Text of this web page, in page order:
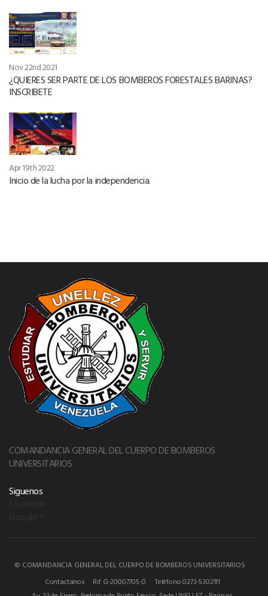
Nov 22nd 2021
¿QUIERES SER PARTE DE LOS BOMBEROS FORESTALES BARINAS?
INSCRIBETE
Apr 19th 2022
Inicio de la lucha por la independencia.
COMANDANCIA GENERAL DEL CUERPO DE BOMBEROS
UNIVERSITARIOS
Siguenos
© COMANDANCIA GENERAL DEL CUERPO DE BOMBEROS UNIVERSITARIOS
Contactanos
Rif G-20007705-0.
Teléfono 0273-5302111